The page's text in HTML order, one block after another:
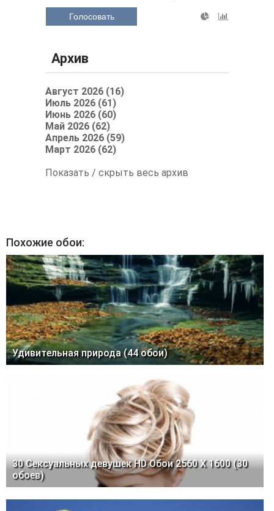
Голосовать
Архив
Август 2026 (16)
Июль 2026 (61)
Июнь 2026 (60)
Май 2026 (62)
Апрель 2026 (59)
Март 2026 (62)
Показать / скрыть весь архив
Похожие обои:
Удивительная природа (44 обои)
30 Сексуальных девушек HD Обои 2560 X 1600 (30
обоев)